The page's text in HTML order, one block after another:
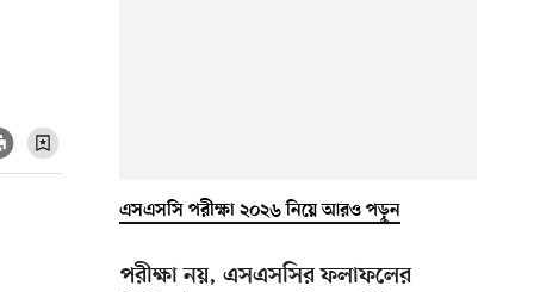
এসএসসি পরীক্ষা ২০২৬ নিয়ে আরও পড়ুন
পরীক্ষা নয়, এসএসসির ফলাফলের